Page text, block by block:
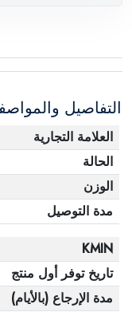
وفي عبواتها
التفاصيل
العلامة التجارية
الحالة
الوزن
مدة التوصيل
KMIN
تاريخ توفر أول منتج
مدة الإرجاع (بالأيام)